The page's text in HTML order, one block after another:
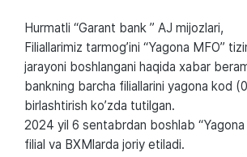
Hurmatli “Garant bank ” АJ mijozlari,
Filiallarimiz tarmogʼini “Yagona MFO”
jarayoni boshlangani haqida xabar
bankning barcha filiallarini yagona kod
birlashtirish koʼzda tutilgan.
2024 yil 6 sentabrdan boshlab “Yagona
filial va BXMlarda joriy etiladi.